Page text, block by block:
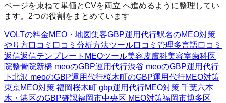
ページを束ねて単価とCVを両立 へ進めるように整理してい
ます。2つの役割をまとめています
VOLTの料金MEO・地図集客GBP運用代行駅名のMEO対策
やり方口コミ 口コミ分析方法ツール口コミ管理多言語口コミ
返信返信テンプレート MEOツール美容皮膚科美容室歯科医
院整骨院新橋 meoのGBP運用代行渋谷 meoのGBP運用代行
下北沢 meoのGBP運用代行桜木町のGBP運用代行MEO対策
東京MEO対策 福岡桜木町 gbp運用代行MEO対策 千葉六本
木・港区のGBP確認福岡市中央区 MEO対策福岡市博多区